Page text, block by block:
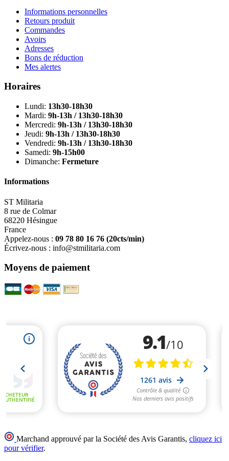
Informations personnelles
Retours produit
Commandes
Avoirs
Adresses
Bons de réduction
Mes alertes
Horaires
Lundi: 13h30-18h30
Mardi: 9h-13h / 13h30-18h30
Mercredi: 9h-13h / 13h30-18h30
Jeudi: 9h-13h / 13h30-18h30
Vendredi: 9h-13h / 13h30-18h30
Samedi: 9h-15h00
Dimanche: Fermeture
Informations
ST Militaria
8 rue de Colmar
68220 Hésingue
France
Appelez-nous : 09 78 80 16 76 (20cts/min)
Écrivez-nous : info@stmilitaria.com
Moyens de paiement
Marchand approuvé par la Société des Avis Garantis, cliquez ici
pour vérifier.